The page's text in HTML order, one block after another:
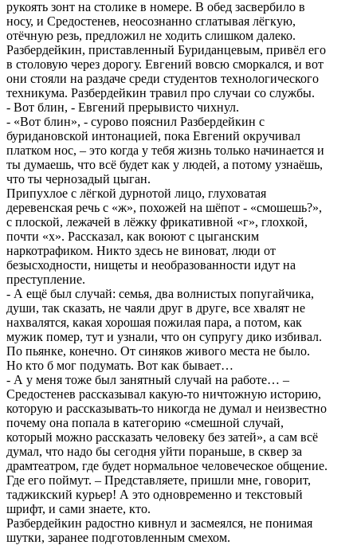
рукоять зонт на столике в номере. В обед засвербило в
носу, и Средостенев, неосознанно сглатывая лёгкую,
отёчную резь, предложил не ходить слишком далеко.
Разбердейкин, приставленный Буриданцевым, привёл его
в столовую через дорогу. Евгений вовсю сморкался, и вот
они стояли на раздаче среди студентов технологического
техникума. Разбердейкин травил про случаи со службы.
- Вот блин, - Евгений прерывисто чихнул.
- «Вот блин», - сурово пояснил Разбердейкин с
буридановской интонацией, пока Евгений окручивал
платком нос, – это когда у тебя жизнь только начинается и
ты думаешь, что всё будет как у людей, а потому узнаёшь,
что ты чернозадый цыган.
Припухлое с лёгкой дурнотой лицо, глуховатая
деревенская речь с «ж», похожей на шёпот - «смошешь?»,
с плоской, лежачей в лёжку фрикативной «г», глохкой,
почти «х». Рассказал, как воюют с цыганским
наркотрафиком. Никто здесь не виноват, люди от
безысходности, нищеты и необразованности идут на
преступление.
- А ещё был случай: семья, два волнистых попугайчика,
души, так сказать, не чаяли друг в друге, все хвалят не
нахвалятся, какая хорошая пожилая пара, а потом, как
мужик помер, тут и узнали, что он супругу дико избивал.
По пьянке, конечно. От синяков живого места не было.
Но кто б мог подумать. Вот как бывает…
- А у меня тоже был занятный случай на работе… –
Средостенев рассказывал какую-то ничтожную историю,
которую и рассказывать-то никогда не думал и неизвестно
почему она попала в категорию «смешной случай,
который можно рассказать человеку без затей», а сам всё
думал, что надо бы сегодня уйти пораньше, в сквер за
драмтеатром, где будет нормальное человеческое общение.
Где его поймут. – Представляете, пришли мне, говорит,
таджикский курьер! А это одновременно и текстовый
шрифт, и сами знаете, кто.
Разбердейкин радостно кивнул и засмеялся, не понимая
шутки, заранее подготовленным смехом.